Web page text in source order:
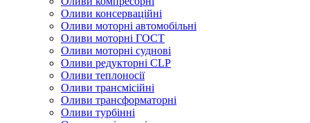
Оливи консерваційні
Оливи моторні автомобільні
Оливи моторні ГОСТ
Оливи моторні суднові
Оливи редукторні CLP
Оливи теплоносії
Оливи трансмісійні
Оливи трансформаторні
Оливи турбінні